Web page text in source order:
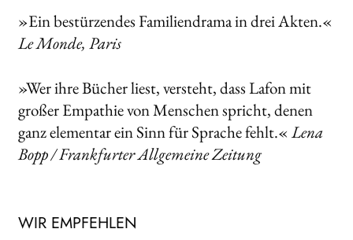
»Ein bestürzendes Familiendrama in drei Akten.«
Le Monde, Paris
»Wer ihre Bücher liest, versteht, dass Lafon mit
großer Empathie von Menschen spricht, denen
ganz elementar ein Sinn für Sprache fehlt.«Lena
Bopp / Frankfurter Allgemeine Zeitung
WIR EMPFEHLEN